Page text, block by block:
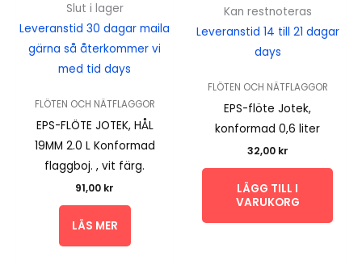
Slut i lager
Leveranstid 30 dagar maila
gärna så återkommer vi
med tid days
FLÖTEN OCH NÄTFLAGGOR
EPS-FLÖTE JOTEK, HÅL
19MM 2.0 L Konformad
flaggboj. , vit färg.
91,00 kr
LÄS MER
Kan restnoteras
Leveranstid 14 till 21 dagar
days
FLÖTEN OCH NÄTFLAGGOR
EPS-flöte Jotek,
konformad 0,6 liter
32,00 kr
LÄGG TILL I
VARUKORG